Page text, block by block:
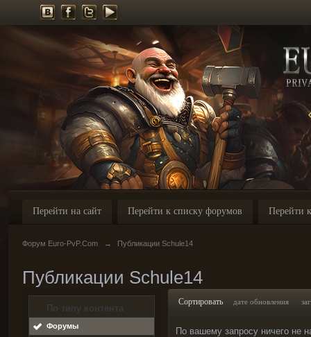
Перейти на сайт Перейти к списку форумов Перейти
Форум Euro-PvP.Com → Публикации Schule14
Публикации Schule14
По типу контента
Форумы
Сортировать дате обновления
По вашему запросу ничего не